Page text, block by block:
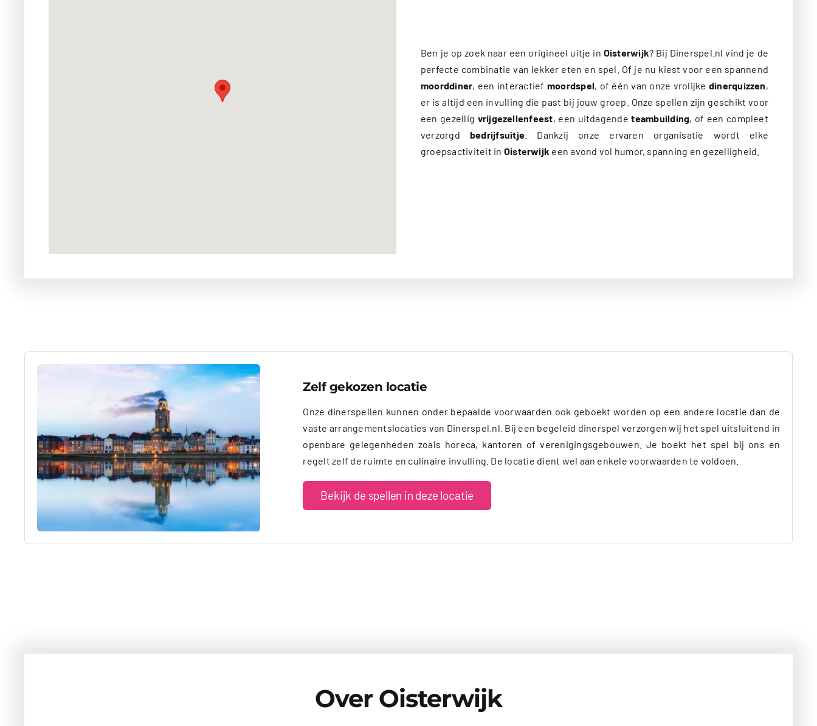
Ben je op zoek naar een origineel uitje in Oisterwijk? Bij Dinerspel.nl vind je de
perfecte combinatie van lekker eten en spel. Of je nu kiest voor een spannend
moorddiner, een interactief moordspel, of één van onze vrolijke dinerquizzen,
er is altijd een invulling die past bij jouw groep. Onze spellen zijn geschikt voor
een gezellig vrijgezellenfeest, een uitdagendeteambuilding, of een compleet
verzorgdbedrijfsuitje . Dankzij onze ervaren organisatie wordt elke
groepsactiviteit in Oisterwijk een avond vol humor, spanning en gezelligheid.
Zelf gekozen locatie
Onze dinerspellen kunnen onder bepaalde voorwaarden ook geboekt worden op een andere locatie dan de
vaste arrangementslocaties van Dinerspel.nl. Bij een begeleid dinerspel verzorgen wij het spel uitsluitend in
openbare gelegenheden zoals horeca, kantoren of verenigingsgebouwen. Je boekt het spel bij ons en
regelt zelf de ruimte en culinaire invulling. De locatie dient wel aan enkele voorwaarden te voldoen.
Bekijk de spellen in deze locatie
Over Oisterwijk